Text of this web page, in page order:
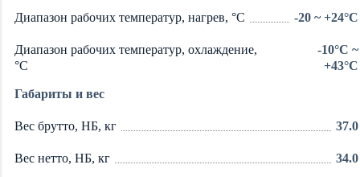
Диапазон рабочих температур, нагрев, °C -20 ~ +24°C
Диапазон рабочих температур, охлаждение,
°C
-10°C ~
+43°C
Габариты и вес
Вес брутто, НБ, кг 37.0
Вес нетто, НБ, кг 34.0